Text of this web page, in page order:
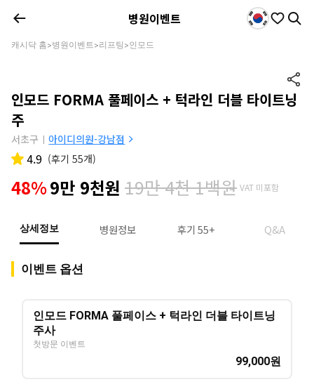
병원이벤트
캐시닥 홈>병원이벤트>리프팅 >인모드
인모드 FORMA 풀페이스 + 턱라인 더블 타이트닝
주
서초구 | 아이디의원-강남점
4.9 (후기 55개)
48%9만 9천원 19만 4천 1백원 VAT 미포함
상세정보 병원정보 후기 55+ Q&A
이벤트 옵션
인모드 FORMA 풀페이스 + 턱라인 더블 타이트닝
주사
첫방문 이벤트
99,000원